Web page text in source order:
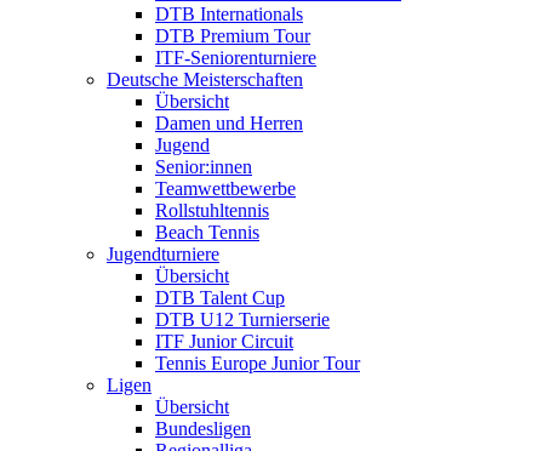
DTB Internationals
DTB Premium Tour
ITF-Seniorenturniere
Deutsche Meisterschaften
Übersicht
Damen und Herren
Jugend
Senior:innen
Teamwettbewerbe
Rollstuhltennis
Beach Tennis
Jugendturniere
Übersicht
DTB Talent Cup
DTB U12 Turnierserie
ITF Junior Circuit
Tennis Europe Junior Tour
Ligen
Übersicht
Bundesligen